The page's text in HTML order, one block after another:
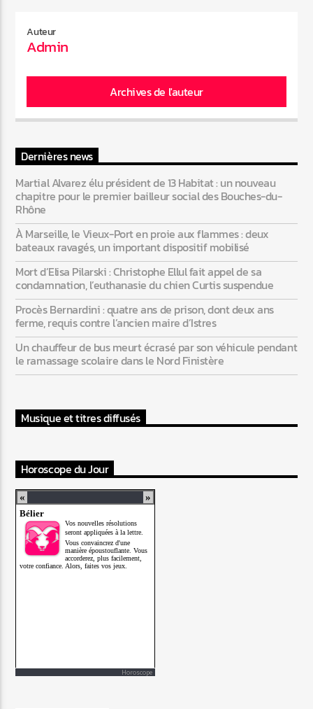
Auteur
Admin
Archives de l'auteur
Dernières news
Martial Alvarez élu président de 13 Habitat : un nouveau
chapitre pour le premier bailleur social des Bouches-du-
Rhône
À Marseille, le Vieux-Port en proie aux flammes : deux
bateaux ravagés, un important dispositif mobilisé
Mort d’Elisa Pilarski : Christophe Ellul fait appel de sa
condamnation, l’euthanasie du chien Curtis suspendue
Procès Bernardini : quatre ans de prison, dont deux ans
ferme, requis contre l’ancien maire d’Istres
Un chauffeur de bus meurt écrasé par son véhicule pendant
le ramassage scolaire dans le Nord Finistère
Musique et titres diffusés
Horoscope du Jour
Horoscope